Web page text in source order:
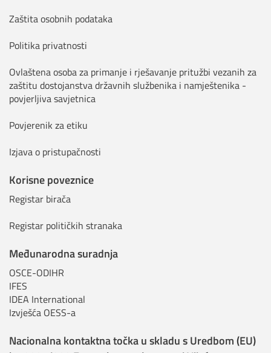
Zaštita osobnih podataka
Politika privatnosti
Ovlaštena osoba za primanje i rješavanje pritužbi vezanih za
zaštitu dostojanstva državnih službenika i namještenika -
povjerljiva savjetnica
Povjerenik za etiku
Izjava o pristupačnosti
Korisne poveznice
Registar birača
Registar političkih stranaka
Međunarodna suradnja
OSCE-ODIHR
IFES
IDEA International
Izvješća OESS-a
Nacionalna kontaktna točka u skladu s Uredbom (EU)